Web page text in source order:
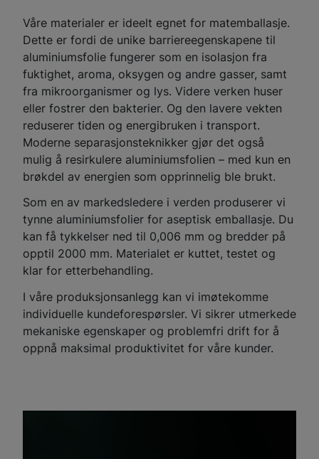
Våre materialer er ideelt egnet for matemballasje.
Dette er fordi de unike barriereegenskapene til
aluminiumsfolie fungerer som en isolasjon fra
fuktighet, aroma, oksygen og andre gasser, samt
fra mikroorganismer og lys. Videre verken huser
eller fostrer den bakterier. Og den lavere vekten
reduserer tiden og energibruken i transport.
Moderne separasjonsteknikker gjør det også
mulig å resirkulere aluminiumsfolien – med kun en
brøkdel av energien som opprinnelig ble brukt.
Som en av markedsledere i verden produserer vi
tynne aluminiumsfolier for aseptisk emballasje. Du
kan få tykkelser ned til 0,006 mm og bredder på
opptil 2000 mm. Materialet er kuttet, testet og
klar for etterbehandling.
I våre produksjonsanlegg kan vi imøtekomme
individuelle kundeforespørsler. Vi sikrer utmerkede
mekaniske egenskaper og problemfri drift for å
oppnå maksimal produktivitet for våre kunder.